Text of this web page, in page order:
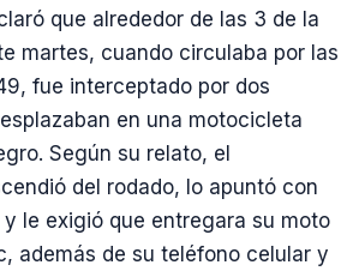
que alrededor de las 3 de la
martes, cuando circulaba por las
fue interceptado por dos
en una motocicleta
Según su relato, el
del rodado, lo apuntó con
le exigió que entregara su moto
además de su teléfono celular y